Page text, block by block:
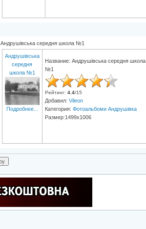
Андрушівська середня школа №1
Андрушівська
середня
школа №1
Подробнее...
Название: Андрушівська середня школа
№1
Рейтинг: 4.4/15
Добавил: Vileon
Категория: Фотоальбоми Андрушівка
Размер:1499x1006